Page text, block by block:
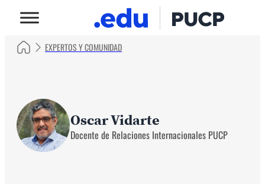
EXPERTOS Y COMUNIDAD
Oscar Vidarte
Docente de Relaciones Internacionales PUCP